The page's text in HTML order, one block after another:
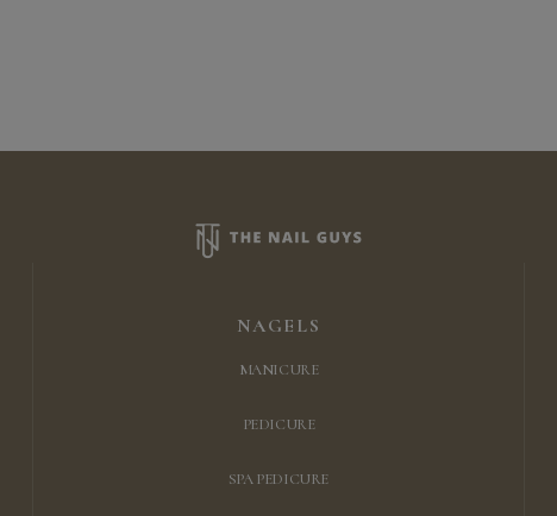
NAGELS
MANICURE
PEDICURE
SPA PEDICURE